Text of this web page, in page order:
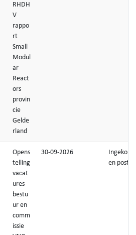
RHDH
V
rappo
rt
Small
Modul
ar
React
ors
provin
cie
Gelde
rland
Opens
telling
vacat
ures
bestu
ur en
comm
issie
30-09-2026
Ingekom
en post